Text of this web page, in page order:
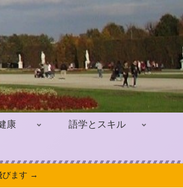
康 語学とスキル
びます →